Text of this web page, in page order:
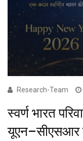
Research-Team
स्वर्ण भारत
यूएन–सीएसआर